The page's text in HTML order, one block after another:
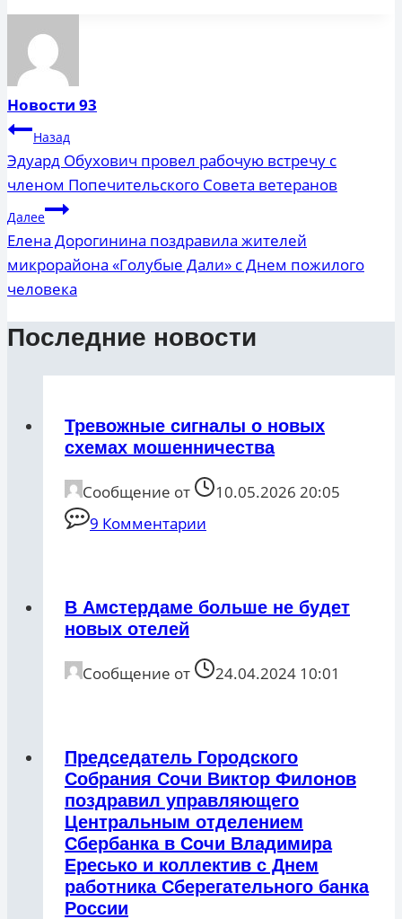
Новости 93
Навигация
по
записям
Назад
Эдуард Обухович провел рабочую встречу с
членом Попечительского Совета ветеранов
Далее
Елена Дорогинина поздравила жителей
микрорайона «Голубые Дали» с Днем пожилого
человека
Последние новости
Тревожные сигналы о новых
схемах мошенничества
Сообщение от
10.05.2026 20:05
9 Комментарии
В Амстердаме больше не будет
новых отелей
Сообщение от 24.04.2024 10:01
Председатель Городского
Собрания Сочи Виктор Филонов
поздравил управляющего
Центральным отделением
Сбербанка в Сочи Владимира
Ересько и коллектив с Днем
работника Сберегательного банка
России